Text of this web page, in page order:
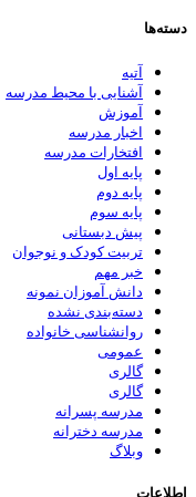
دسته‌ها
آتیه
آشنایی با محیط مدرسه
آموزش
اخبار مدرسه
افتخارات مدرسه
پایه اول
پایه دوم
پایه سوم
پیش دبستانی
تربیت کودک و نوجوان
خبر مهم
دانش آموزان نمونه
دسته‌بندی نشده
روانشناسی خانواده
عمومی
گالری
گالری
مدرسه پسرانه
مدرسه دخترانه
وبلاگ
اطلاعات